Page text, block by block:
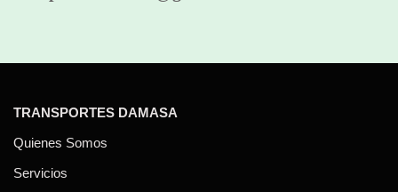
TRANSPORTES DAMASA
Quienes Somos
Servicios